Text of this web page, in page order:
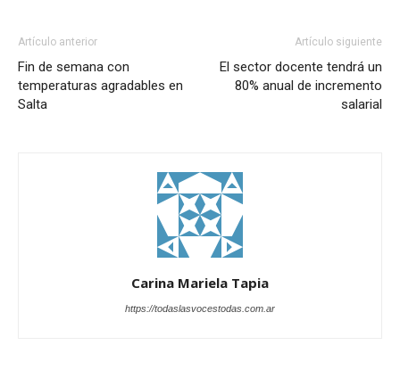
Artículo anterior
Fin de semana con
temperaturas agradables en
Salta
Artículo siguiente
El sector docente tendrá un
80% anual de incremento
salarial
Carina Mariela Tapia
https://todaslasvocestodas.com.ar